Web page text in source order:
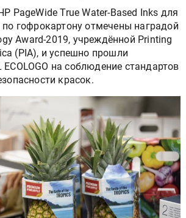
PageWide True Water-Based Inks для
гофрокартону отмечены наградой
Award-2019, учреждённой Printing
(PIA), и успешно прошли
на соблюдение стандартов
красок.